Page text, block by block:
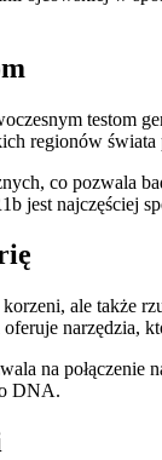
regionów
co pozwala
jest najczęściej
ale także
na
DNA.